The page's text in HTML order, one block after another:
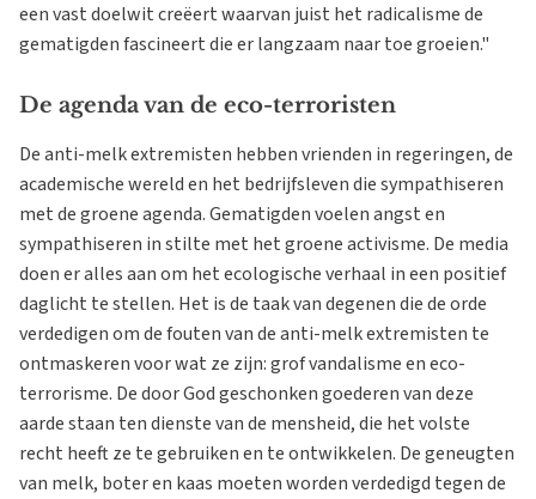
een vast doelwit creëert waarvan juist het radicalisme de
gematigden fascineert die er langzaam naar toe groeien."
De agenda van de eco-terroristen
De anti-melk extremisten hebben vrienden in regeringen, de
academische wereld en het bedrijfsleven die sympathiseren
met de groene agenda. Gematigden voelen angst en
sympathiseren in stilte met het groene activisme. De media
doen er alles aan om het ecologische verhaal in een positief
daglicht te stellen. Het is de taak van degenen die de orde
verdedigen om de fouten van de anti-melk extremisten te
ontmaskeren voor wat ze zijn: grof vandalisme en eco-
terrorisme. De door God geschonken goederen van deze
aarde staan ten dienste van de mensheid, die het volste
recht heeft ze te gebruiken en te ontwikkelen. De geneugten
van melk, boter en kaas moeten worden verdedigd tegen de